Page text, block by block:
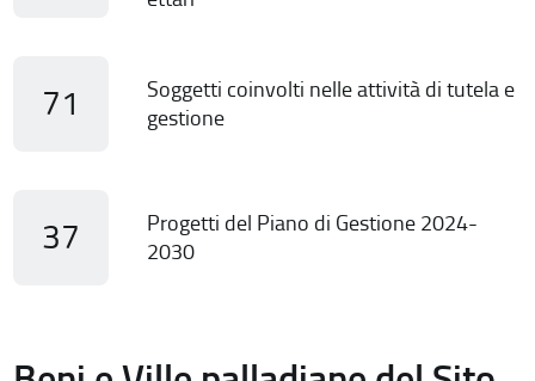
71
Soggetti coinvolti nelle attività di tutela e
gestione
37
Progetti del Piano di Gestione 2024-
2030